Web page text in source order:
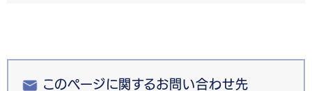
このページに関するお問い合わせ先